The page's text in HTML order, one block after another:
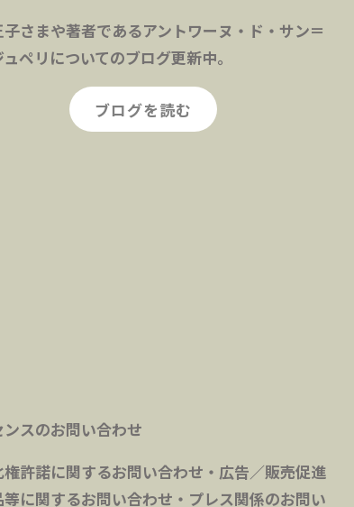
子さまや著者であるアントワーヌ・ド・サン＝
ペリについてのブログ更新中。
ブログを読む
ンスのお問い合わせ
権許諾に関するお問い合わせ・広告／販売促進
等に関するお問い合わせ・プレス関係のお問い